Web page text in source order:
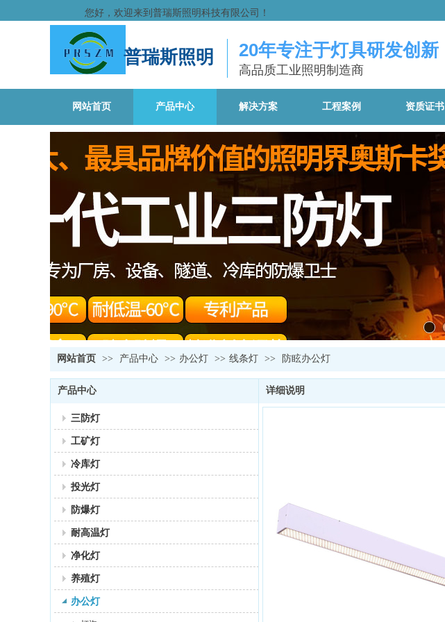
普瑞斯照明 20年专注于灯具研发创新
高品质工业照明制造商
您好，欢迎来到普瑞斯照明科技有限公司！
网站首页 产品中心 解决方案 工程案例 资质证书
网站首页 >> 产品中心 >> 办公灯 >> 线条灯 >> 防眩办公灯
产品中心
三防灯
工矿灯
冷库灯
投光灯
防爆灯
耐高温灯
净化灯
养殖灯
办公灯
详细说明